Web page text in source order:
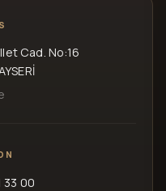
Cad. No:16
33 00